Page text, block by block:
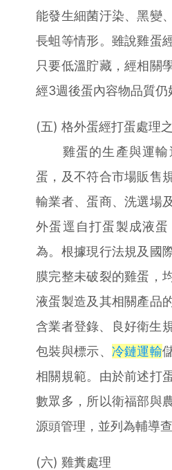
能發生細菌汙染、黑變
長蛆等情形。雖說雞蛋
只要低溫貯藏，經相關
經3週後蛋內容物品質仍
(五) 格外蛋經打蛋處理
雞蛋的生產與運輸
蛋，及不符合市場販售
輸業者、蛋商、洗選場
外蛋逕自打蛋製成液
為。根據現行法規及國
膜完整未破裂的雞蛋，
液蛋製造及其相關產品
含業者登錄、良好衛生
包裝與標示、 冷鏈運輸
相關規範。由於前述打
數眾多，所以衛福部與
源頭管理，並列為輔導
(六) 雞糞處理